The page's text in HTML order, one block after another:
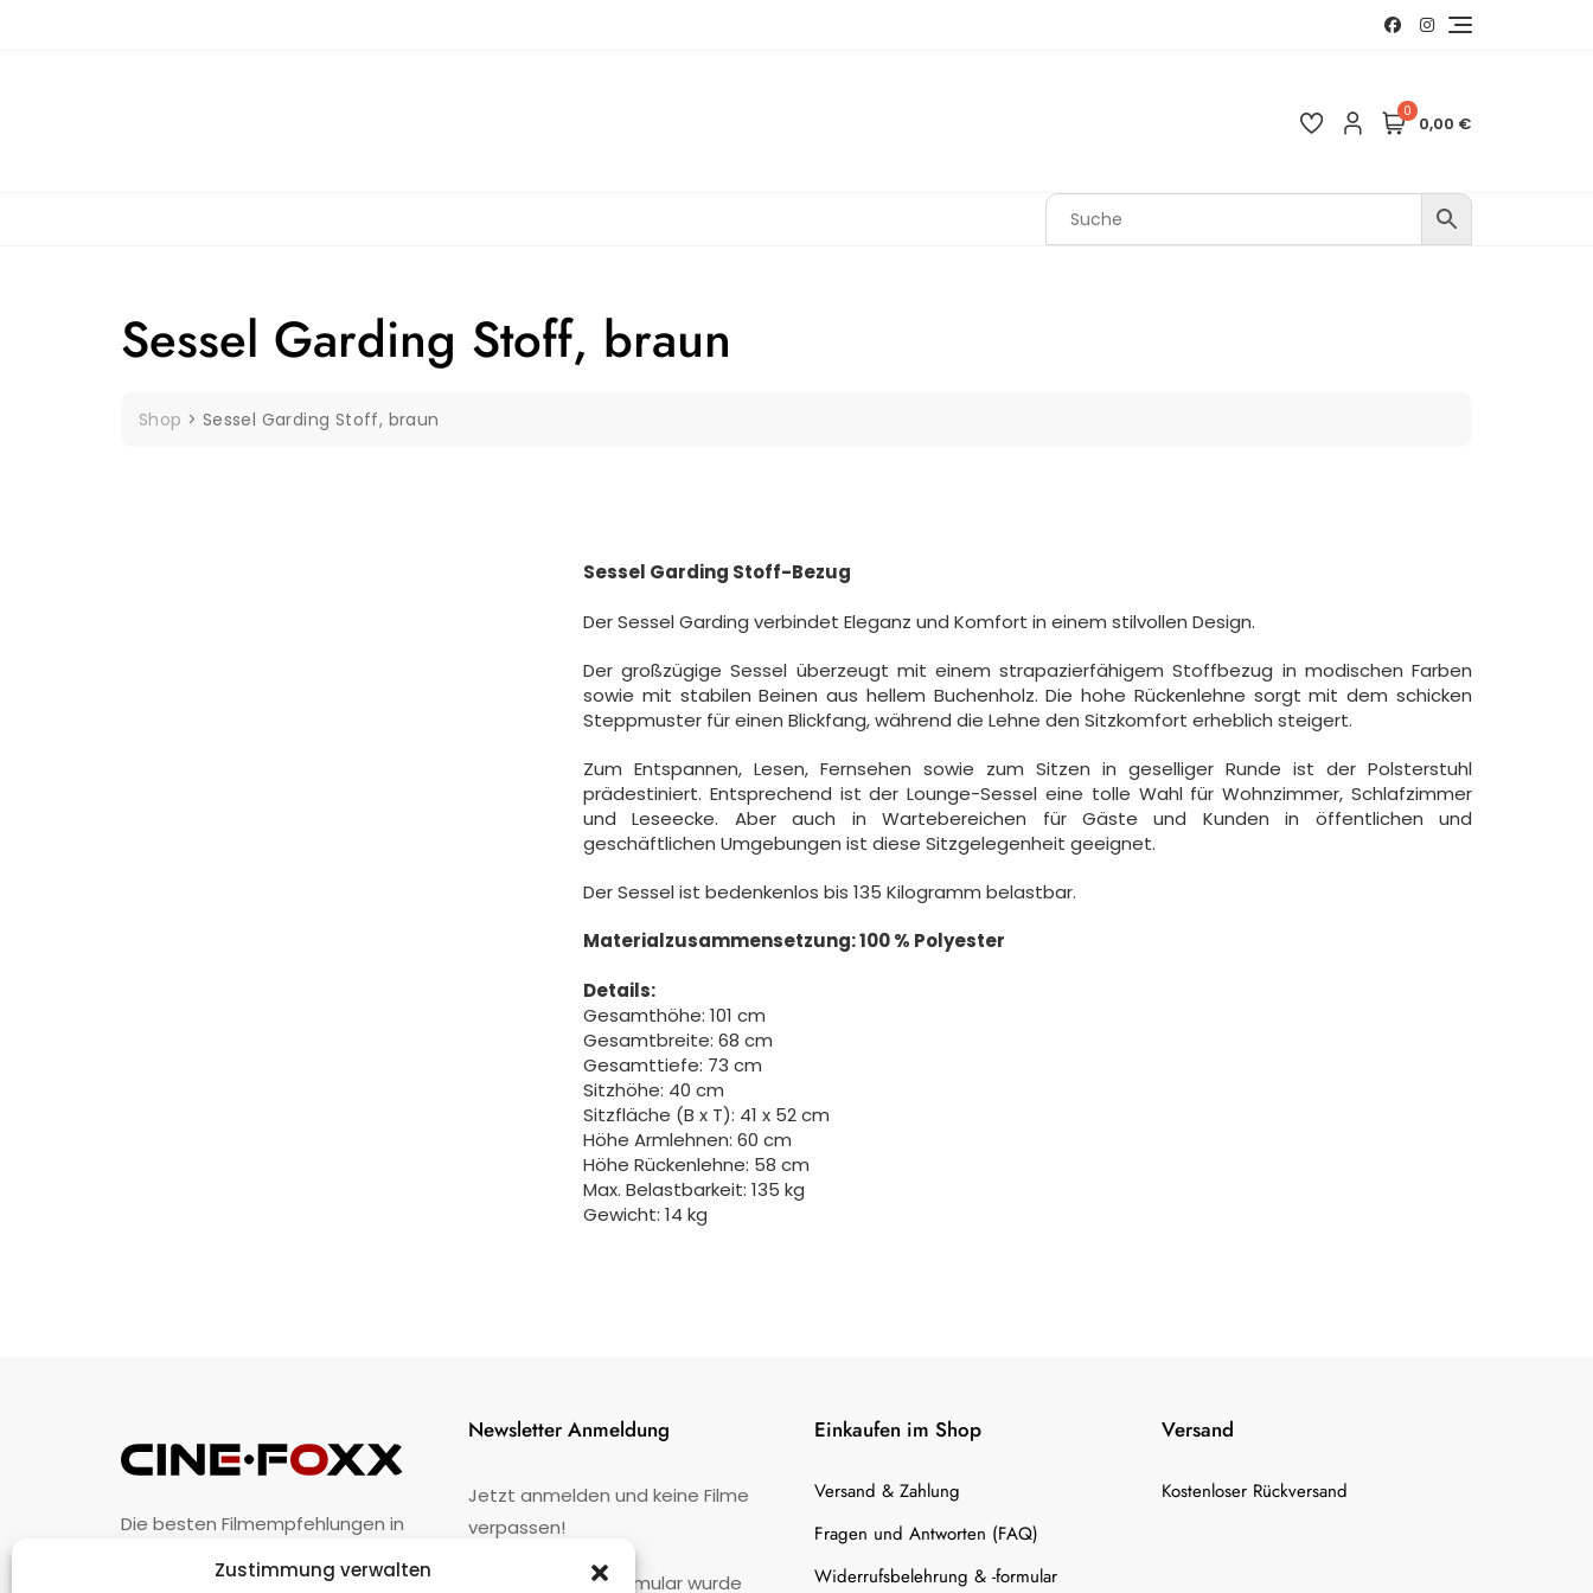
Zustimmung verwalten
0
0,00 €
Sessel Garding Stoff, braun
Shop > Sessel Garding Stoff, braun
Sessel Garding Stoff-Bezug
Der Sessel Garding verbindet Eleganz und Komfort in einem stilvollen Design.
Der großzügige Sessel überzeugt mit einem strapazierfähigem Stoffbezug in modischen Farben
sowie mit stabilen Beinen aus hellem Buchenholz. Die hohe Rückenlehne sorgt mit dem schicken
Steppmuster für einen Blickfang, während die Lehne den Sitzkomfort erheblich steigert.
Zum Entspannen, Lesen, Fernsehen sowie zum Sitzen in geselliger Runde ist der Polsterstuhl
prädestiniert. Entsprechend ist der Lounge-Sessel eine tolle Wahl für Wohnzimmer, Schlafzimmer
und Leseecke. Aber auch in Wartebereichen für Gäste und Kunden in öffentlichen und
geschäftlichen Umgebungen ist diese Sitzgelegenheit geeignet.
Der Sessel ist bedenkenlos bis 135 Kilogramm belastbar.
Materialzusammensetzung: 100 % Polyester
Details:
Gesamthöhe: 101 cm
Gesamtbreite: 68 cm
Gesamttiefe: 73 cm
Sitzhöhe: 40 cm
Sitzfläche (B x T): 41 x 52 cm
Höhe Armlehnen: 60 cm
Höhe Rückenlehne: 58 cm
Max. Belastbarkeit: 135 kg
Gewicht: 14 kg
Die besten Filmempfehlungen in
Newsletter Anmeldung
Jetzt anmelden und keine Filme
verpassen!
Kontaktformular wurde
Einkaufen im Shop
Versand & Zahlung
Fragen und Antworten (FAQ)
Widerrufsbelehrung & -formular
Versand
Kostenloser Rückversand